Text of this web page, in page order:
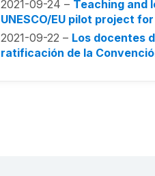
2021-09-24 – Teaching and
UNESCO/EU pilot project
2021-09-22 – Los docentes
ratificación de la